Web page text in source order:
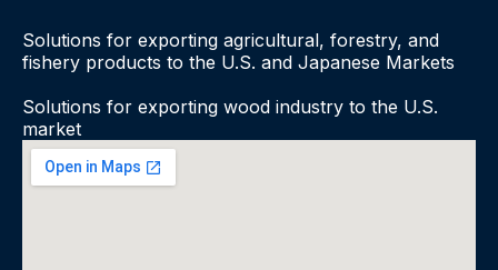
Solutions for exporting agricultural, forestry, and
fishery products to the U.S. and Japanese Markets
Solutions for exporting wood industry to the U.S.
market